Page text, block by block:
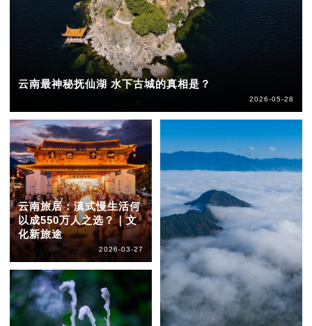
云南最神秘抚仙湖 水下古城的真相是？
2026-05-28
云南旅居：滇式慢生活何
以成550万人之选？｜文
化新旅途
2026-03-27